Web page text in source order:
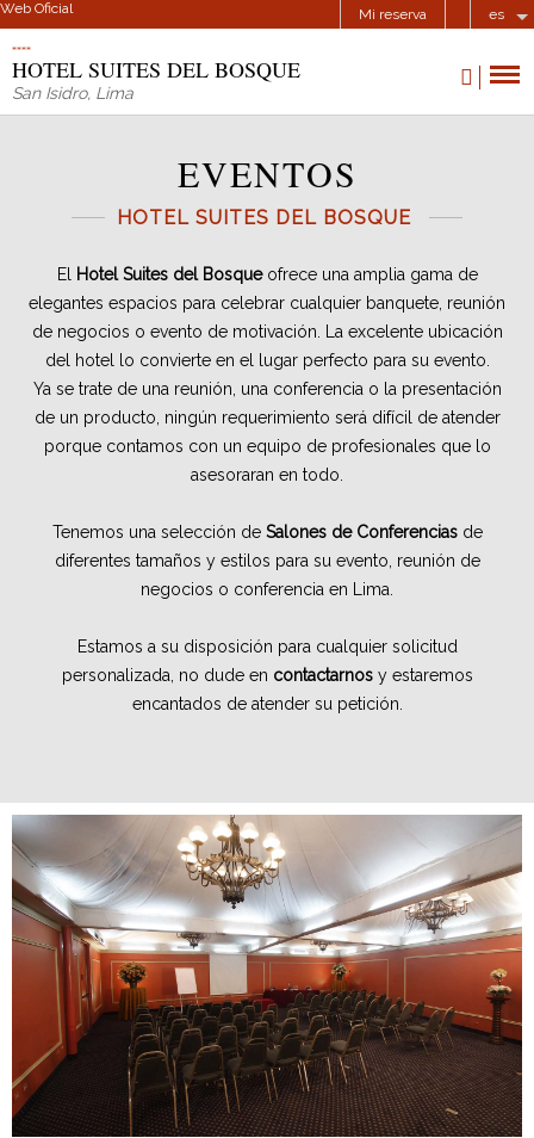
Web Oficial Mi reserva es
HOTEL SUITES DEL BOSQUE
San Isidro, Lima
EVENTOS
HOTEL SUITES DEL BOSQUE
El Hotel Suites del Bosqueofrece una amplia gama de
elegantes espacios para celebrar cualquier banquete, reunión
de negocios o evento de motivación. La excelente ubicación
del hotel lo convierte en el lugar perfecto para su evento.
Ya se trate de una reunión, una conferencia o la presentación
de un producto, ningún requerimiento será difícil de atender
porque contamos con un equipo de profesionales que lo
asesoraran en todo.
Tenemos una selección de Salones de Conferenciasde
diferentes tamaños y estilos para su evento, reunión de
negocios o conferencia en Lima.
Estamos a su disposición para cualquier solicitud
personalizada, no dude en contactarnosy estaremos
encantados de atender su petición.